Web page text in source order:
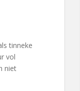
tinneke
vol
niet